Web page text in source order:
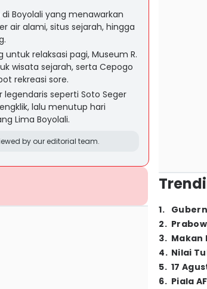
Boyolali yang menawarkan
air alami, situs sejarah, hingga
relaksasi pagi, Museum R.
wisata sejarah, serta Cepogo
rekreasi sore.
seperti Soto Seger
lalu menutup hari
Lima Boyolali.
by our editorial team.
1.
2.
3. Makan
4. Nilai
5. 17
6. Piala